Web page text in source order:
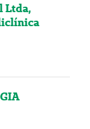
Ltda,